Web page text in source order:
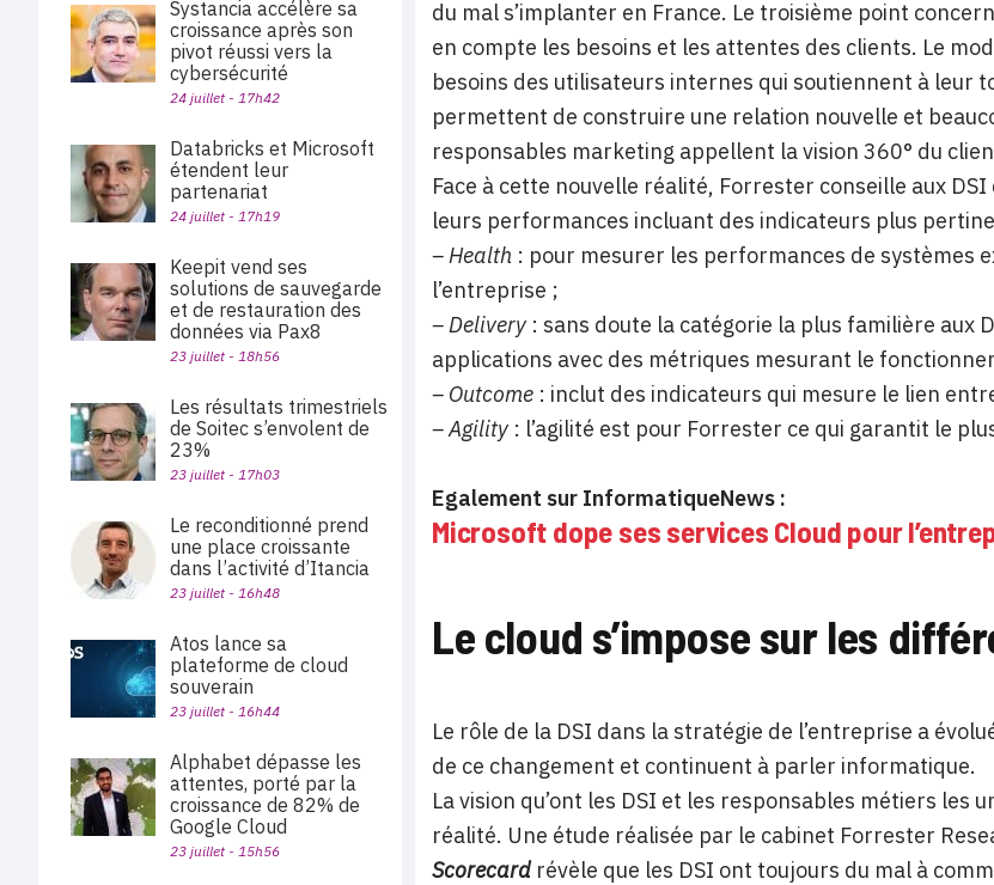
du mal s’implanter en France. Le troisième point
en compte les besoins et les attentes des clients. Le
besoins des utilisateurs internes qui soutiennent à leur
permettent de construire une relation nouvelle et
responsables marketing appellent la vision 360° du
Face à cette nouvelle réalité, Forrester conseille aux
leurs performances incluant des indicateurs plus
– Health : pour mesurer les performances de systèmes
l’entreprise ;
– Delivery: sans doute la catégorie la plus familière aux
applications avec des métriques mesurant le
– Outcome : inclut des indicateurs qui mesure le lien
– Agility: l’agilité est pour Forrester ce qui garantit le
Egalement sur InformatiqueNews :
Microsoft dope ses services Cloud pour
Le cloud s’impose sur les
Le rôle de la DSI dans la stratégie de l’entreprise a
de ce changement et continuent à parler informatique.
La vision qu’ont les DSI et les responsables métiers les
réalité. Une étude réalisée par le cabinet Forrester
Scorecard révèle que les DSI ont toujours du mal à
Systancia accélère sa
croissance après son
pivot réussi vers la
cybersécurité
24 juillet - 17h42
Databricks et Microsoft
étendent leur
partenariat
24 juillet - 17h19
Keepit vend ses
solutions de sauvegarde
et de restauration des
données via Pax8
23 juillet - 18h56
Les résultats trimestriels
de Soitec s’envolent de
23%
23 juillet - 17h03
Le reconditionné prend
une place croissante
dans l’activité d’Itancia
23 juillet - 16h48
Atos lance sa
plateforme de cloud
souverain
23 juillet - 16h44
Alphabet dépasse les
attentes, porté par la
croissance de 82% de
Google Cloud
23 juillet - 15h56